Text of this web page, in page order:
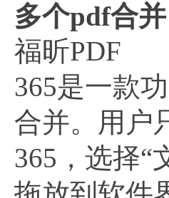
多个pdf合并
福昕PDF
365是一款
合并。用户
365，选择“